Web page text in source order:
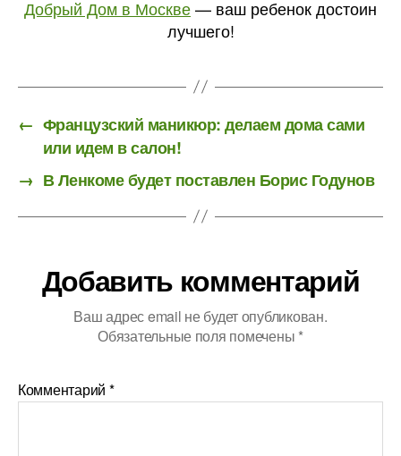
Добрый Дом в Москве— ваш ребенок достоин
лучшего!
← Французский маникюр: делаем дома сами
или идем в салон!
→ В Ленкоме будет поставлен Борис Годунов
Добавить комментарий
Ваш адрес email не будет опубликован.
Обязательные поля помечены *
Комментарий *